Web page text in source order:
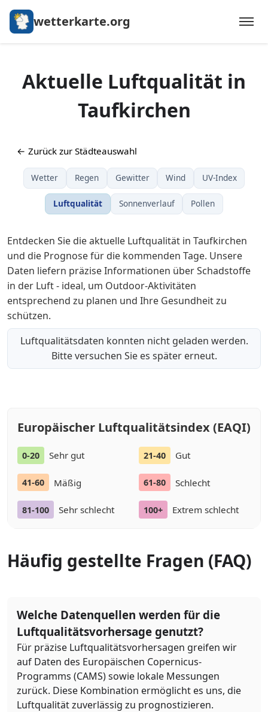
wetterkarte.org
Aktuelle Luftqualität in
Taufkirchen
← Zurück zur Städteauswahl
Wetter Regen Gewitter Wind UV-Index
Luftqualität Sonnenverlauf Pollen
Entdecken Sie die aktuelle Luftqualität in Taufkirchen
und die Prognose für die kommenden Tage. Unsere
Daten liefern präzise Informationen über Schadstoffe
in der Luft - ideal, um Outdoor-Aktivitäten
entsprechend zu planen und Ihre Gesundheit zu
schützen.
Luftqualitätsdaten konnten nicht geladen werden.
Bitte versuchen Sie es später erneut.
Europäischer Luftqualitätsindex (EAQI)
0-20 Sehr gut 21-40 Gut
41-60 Mäßig 61-80 Schlecht
81-100 Sehr schlecht 100+ Extrem schlecht
Häufig gestellte Fragen (FAQ)
Welche Datenquellen werden für die
Luftqualitätsvorhersage genutzt?
Für präzise Luftqualitätsvorhersagen greifen wir
auf Daten des Europäischen Copernicus-
Programms (CAMS) sowie lokale Messungen
zurück. Diese Kombination ermöglicht es uns, die
Luftqualität zuverlässig zu prognostizieren.